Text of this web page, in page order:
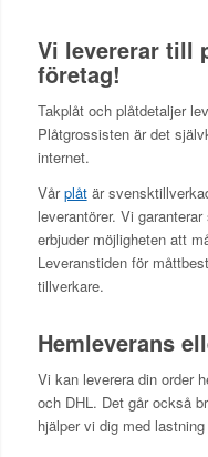
Vi levererar till
företag!
Takplåt och plåtdetaljer
Plåtgrossisten är det
internet.
Vårplåtär
leverantörer. Vi
erbjuder möjligheten att
Leveranstiden för
tillverkare.
Hemleverans
Vi kan leverera din order
och DHL. Det går också
hjälper vi dig med